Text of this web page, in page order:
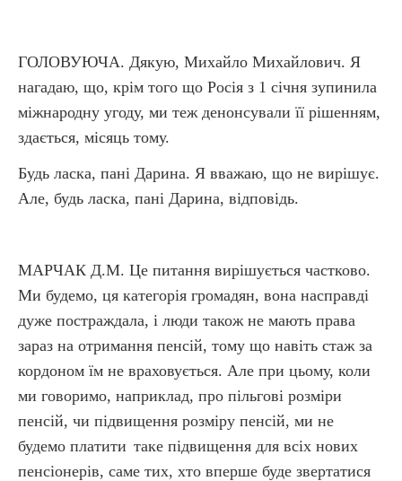
ГОЛОВУЮЧА. Дякую, Михайло Михайлович. Я
нагадаю, що, крім того що Росія з 1 січня зупинила
міжнародну угоду, ми теж денонсували її рішенням,
здається, місяць тому.
Будь ласка, пані Дарина. Я вважаю, що не вирішує.
Але, будь ласка, пані Дарина, відповідь.
МАРЧАК Д.М. Це питання вирішується частково.
Ми будемо, ця категорія громадян, вона насправді
дуже постраждала, і люди також не мають права
зараз на отримання пенсій, тому що навіть стаж за
кордоном їм не враховується. Але при цьому, коли
ми говоримо, наприклад, про пільгові розміри
пенсій, чи підвищення розміру пенсій, ми не
будемо платити таке підвищення для всіх нових
пенсіонерів, саме тих, хто вперше буде звертатися